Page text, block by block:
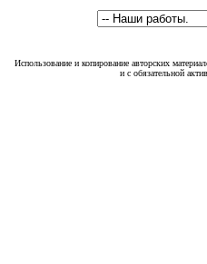
Использование и копирование авторских
и с обязательной